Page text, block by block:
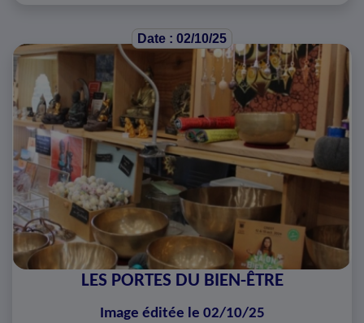
Date : 02/10/25
LES PORTES DU BIEN-ÊTRE
Image éditée le 02/10/25